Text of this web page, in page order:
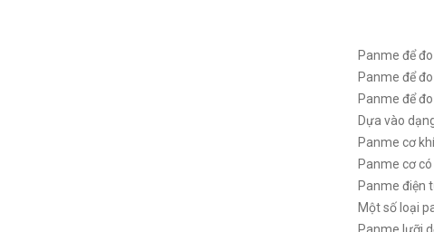
Panme để
Panme để
Panme để
Dựa vào
Panme cơ khí
Panme cơ
Panme điện
Một số loại